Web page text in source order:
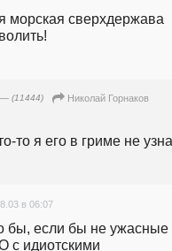
морская сверхдержава
— (11444)
Николай Горнаков
то я его в гриме не
в 06:07
бы, если бы не ужасные
с идиотскими